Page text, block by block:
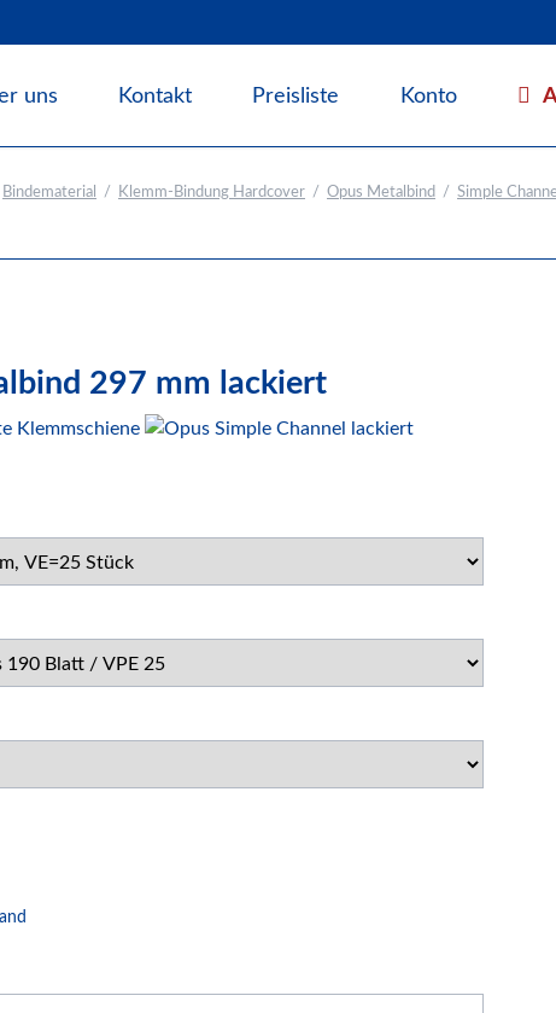
Coilspiralen
uns Kontakt Preisliste Konto
Bindematerial Klemm-Bindung Hardcover Opus Metalbind Simple
297 mm lackiert